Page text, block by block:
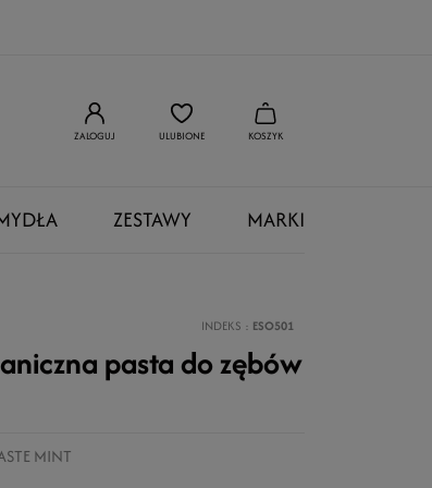
ZALOGUJ ULUBIONE KOSZYK
ZESTAWY MARKI
INDEKS ESO501
pasta do zębów
MINT